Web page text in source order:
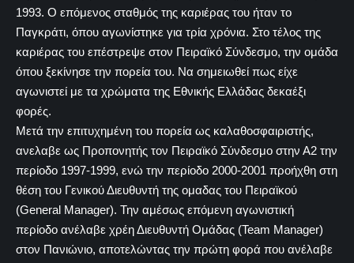
1993. Ο επόμενος σταθμός της καριέρας του ήταν το
Παγκράτι, όπου αγωνίστηκε για τρία χρόνια. Στο τέλος της
καριέρας του επέστρεψε στον Πειραϊκό Σύνδεσμο, την ομάδα
όπου ξεκίνησε την πορεία του. Να σημειωθεί πως είχε
αγωνιστεί με τα χρώματα της Εθνικής Ελλάδας δεκαέξι
φορές.
Μετά την επιτυχημένη του πορεία ως καλαθοσφαιριστής,
ανελαβε ως Προπονητής τον Πειραϊκό Σύνδεσμο στην Α2 την
περίοδο 1997-1999, ενώ την περίοδο 2000-2001 προήχθη στη
θέση του Γενικού Διευθυντή της ομαδας του Πειραϊκού
(General Manager). Την αμέσως επόμενη αγωνιστική
περίοδο ανέλαβε χρέη Διευθυντή Ομάδας (Team Manager)
στον Πανιώνιο, αποτελώντας την πρώτη φορά που ανέλαβε